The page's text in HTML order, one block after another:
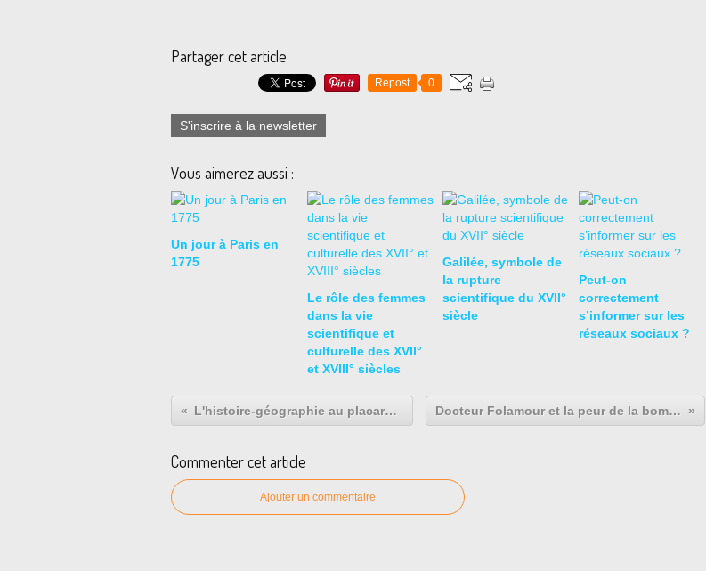
Partager cet article
Repost 0
S'inscrire à la newsletter
Vous aimerez aussi :
Un jour à Paris en
1775
Le rôle des femmes
dans la vie
scientifique et
culturelle des XVII°
et XVIII° siècles
Galilée, symbole de
la rupture
scientifique du XVII°
siècle
Peut-on
correctement
s’informer sur les
réseaux sociaux ?
L'histoire-géographie au placard ? Docteur Folamour et la peur de la bombe
Commenter cet article
Ajouter un commentaire